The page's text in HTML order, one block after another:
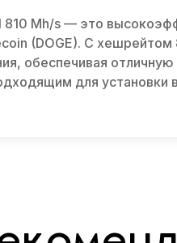
810 Mh/s — это
(DOGE). С
обеспечивая
для